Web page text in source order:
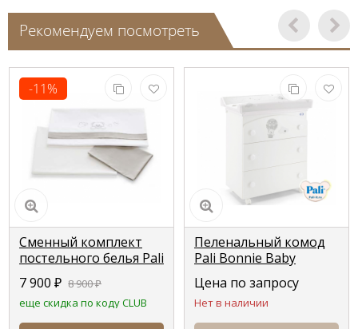
Рекомендуем посмотреть
-11%
Сменный комплект
постельного белья Pali
Bonnie
7 900 ₽ 8 900₽
еще скидка по коду CLUB
Пеленальный комод
Pali Bonnie Baby
(Бонни бэби) белый
(white)
Цена по запросу
Нет в наличии